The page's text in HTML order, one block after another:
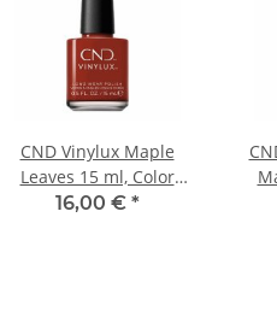
CND Vinylux Maple
Leaves 15 ml, Color
World
16,00 € *